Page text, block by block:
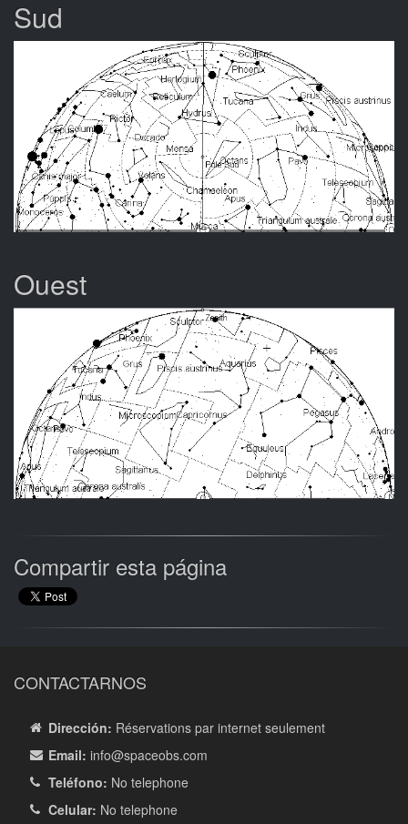
Sud
Ouest
Compartir esta página
CONTACTARNOS
Dirección: Réservations par internet seulement
Email: info@spaceobs.com
Teléfono: No telephone
Celular: No telephone